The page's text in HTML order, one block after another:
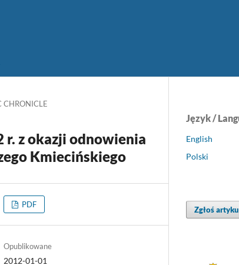
r. z okazji odnowienia
Kmiecińskiego
PDF
Opublikowane
2012-01-01
Język /
English
Polski
Zgłoś